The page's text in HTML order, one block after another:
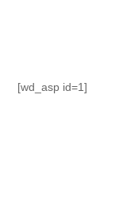
[wd_asp id=1]